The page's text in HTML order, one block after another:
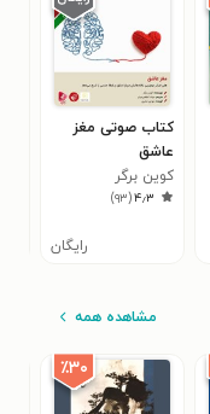
کتاب صوتی مغز
عاشق
کوین برگر
۴٫۳(۹۳)
رایگان
مشاهده همه
٪۳۰